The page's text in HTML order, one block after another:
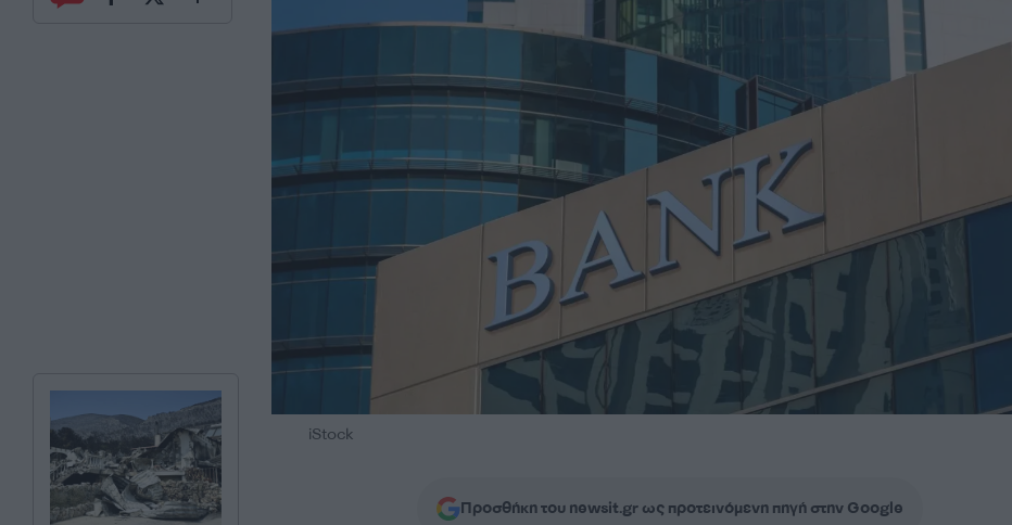
iStock
Προσθήκη του newsit.gr ως προτεινόμενη πηγή στην Google